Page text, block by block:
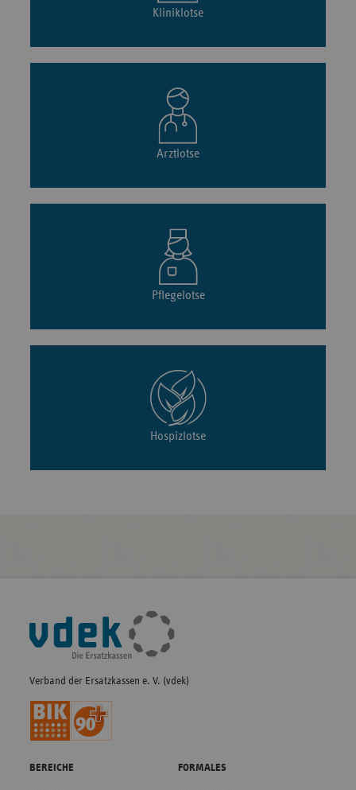
Kliniklotse
Arztlotse
Pflegelotse
Hospizlotse
Fußleisten-
Navigation
Verband der Ersatzkassen e. V. (vdek)
BEREICHE FORMALES